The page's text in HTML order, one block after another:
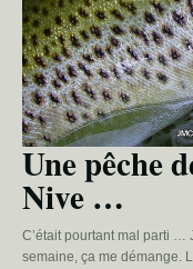
Une pêche
Nive …
C’était pourtant mal parti …
semaine, ça me démange.